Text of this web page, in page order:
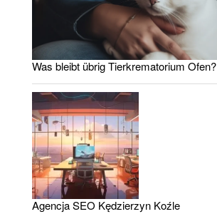
Was bleibt übrig Tierkrematorium Ofen?
Agencja SEO Kędzierzyn Koźle